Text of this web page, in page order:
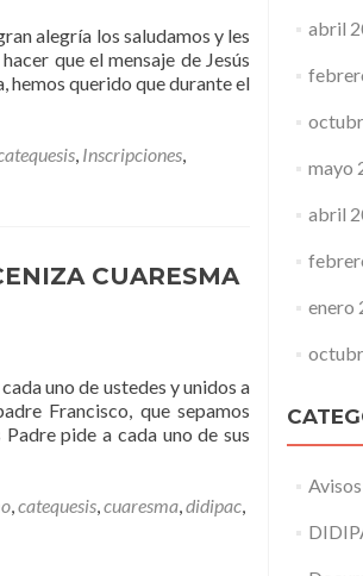
alegría los saludamos y les
que el mensaje de Jesús
hemos querido que durante el
, Inscripciones,
CUARESMA
uno de ustedes y unidos a
Francisco, que sepamos
pide a cada uno de sus
,catequesis,cuaresma,didipac,
abril
mayo
abril
enero
Avisos